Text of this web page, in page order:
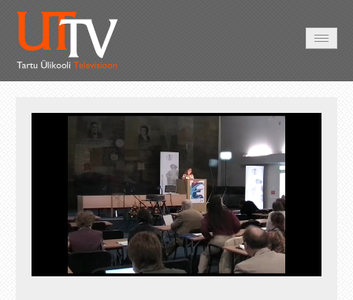
Unmute Loaded:
96.55%
Esituskiirused
Auto